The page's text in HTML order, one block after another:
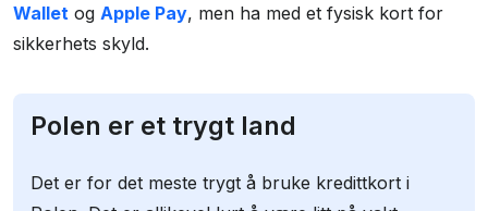
Wallet og Apple Pay, men ha med et fysisk kort for
sikkerhets skyld.
Polen er et trygt land
Det er for det meste trygt å bruke kredittkort i